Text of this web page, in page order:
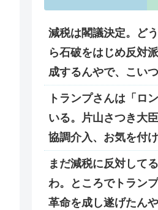
減税は閣議決定。ど
ら石破をはじめ反対
成するんやで、こいつ
トランプさんは「ロ
いる。片山さつき大
協調介入、お気を付け
まだ減税に反対して
わ。ところでトラン
革命を成し遂げたんや